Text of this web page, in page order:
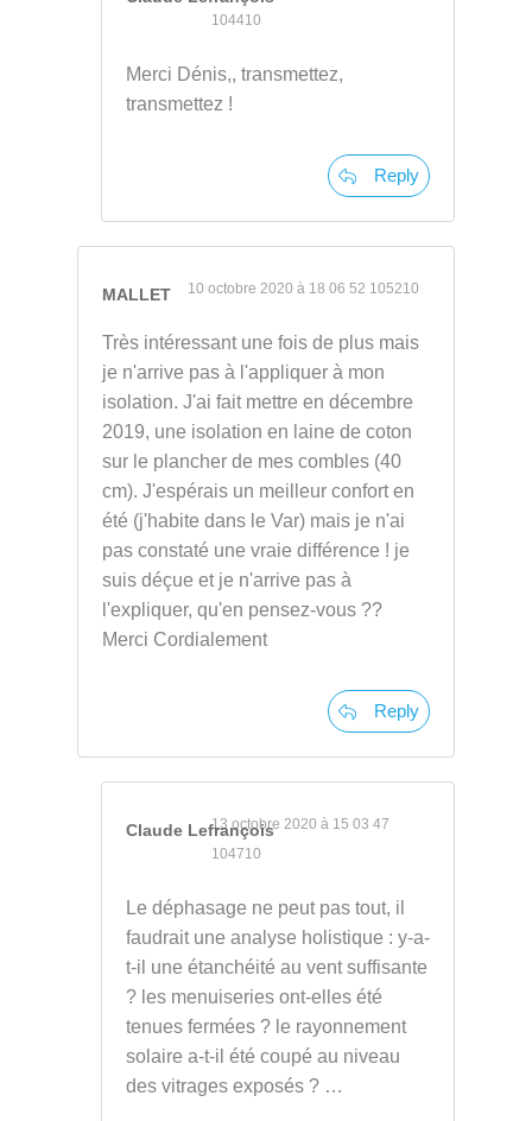
104410
Merci Dénis,, transmettez,
transmettez !
Reply
MALLET 10 octobre 2020 à 18 06 52 105210
Très intéressant une fois de plus mais
je n'arrive pas à l'appliquer à mon
isolation. J'ai fait mettre en décembre
2019, une isolation en laine de coton
sur le plancher de mes combles (40
cm). J'espérais un meilleur confort en
été (j'habite dans le Var) mais je n'ai
pas constaté une vraie différence ! je
suis déçue et je n'arrive pas à
l'expliquer, qu'en pensez-vous ??
Merci Cordialement
Reply
Claude Lefrançois13 octobre 2020 à 15 03 47
104710
Le déphasage ne peut pas tout, il
faudrait une analyse holistique : y-a-
t-il une étanchéité au vent suffisante
? les menuiseries ont-elles été
tenues fermées ? le rayonnement
solaire a-t-il été coupé au niveau
des vitrages exposés ? …